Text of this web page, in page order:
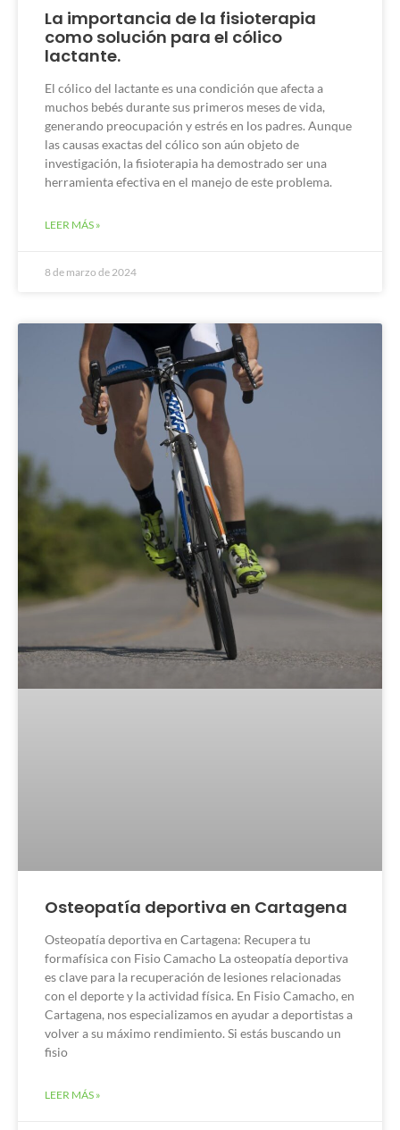
La importancia de la fisioterapia
como solución para el cólico
lactante.
El cólico del lactante es una condición que afecta a
muchos bebés durante sus primeros meses de vida,
generando preocupación y estrés en los padres. Aunque
las causas exactas del cólico son aún objeto de
investigación, la fisioterapia ha demostrado ser una
herramienta efectiva en el manejo de este problema.
LEER MÁS »
8 de marzo de 2024
Osteopatía deportiva en Cartagena
Osteopatía deportiva en Cartagena: Recupera tu
formafísica con Fisio Camacho La osteopatía deportiva
es clave para la recuperación de lesiones relacionadas
con el deporte y la actividad física. En Fisio Camacho, en
Cartagena, nos especializamos en ayudar a deportistas a
volver a su máximo rendimiento. Si estás buscando un
fisio
LEER MÁS »